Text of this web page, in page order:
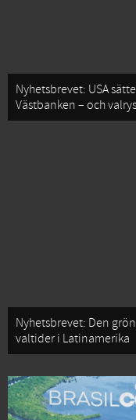
Nyhetsbrevet: USA
Västbanken – och
Nyhetsbrevet: Den
valtider i Latinamerika